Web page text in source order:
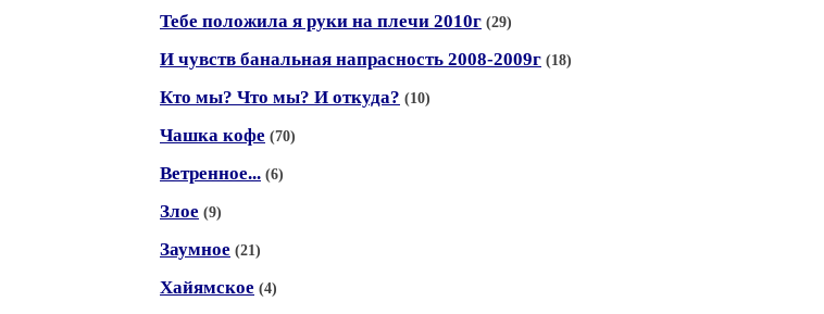
Тебе положила я руки на плечи 2010г (29)
И чувств банальная напрасность 2008-2009г (18)
Кто мы? Что мы? И откуда? (10)
Чашка кофе (70)
Ветренное... (6)
Злое (9)
Заумное (21)
Хайямское (4)